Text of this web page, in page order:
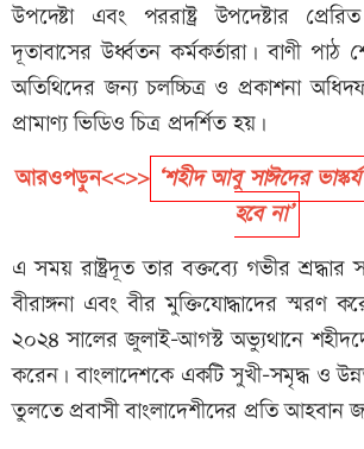
উপদেষ্টা এবং পররাষ্ট্র উপদেষ্টার
দূতাবাসের উর্ধ্বতন কর্মকর্তারা। বাণী
অতিথিদের জন্য চলচ্চিত্র ও প্রকাশনা
প্রামাণ্য ভিডিও চিত্র প্রদর্শিত হয়।
আরওপড়ুন<<>> ‘শহীদ আবু সাঈদের
হবে না’
এ সময় রাষ্ট্রদূত তার বক্তব্যে গভীর শ্রদ্ধার
বীরাঙ্গনা এবং বীর মুক্তিযোদ্ধাদের স্মরণ
২০২৪ সালের জুলাই-আগস্ট অভ্যুথানে
করেন। বাংলাদেশকে একটি সুখী-সমৃদ্ধ ও
তুলতে প্রবাসী বাংলাদেশীদের প্রতি আহবান